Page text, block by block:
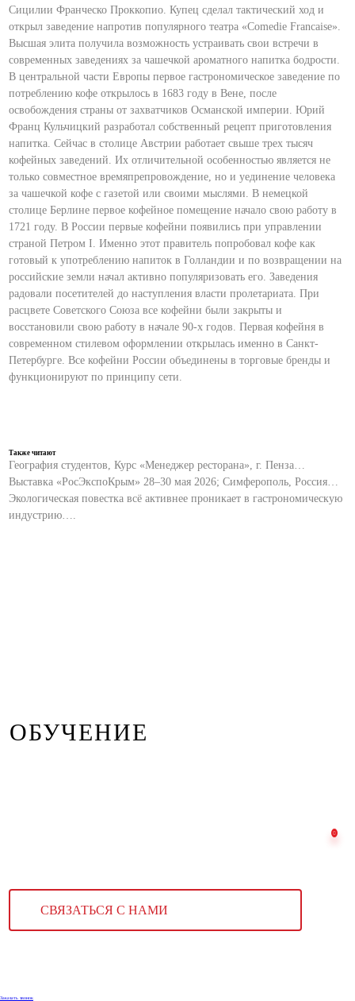
Сицилии Франческо Проккопио. Купец сделал тактический ход и
открыл заведение напротив популярного театра «Comedie Francaise».
Высшая элита получила возможность устраивать свои встречи в
современных заведениях за чашечкой ароматного напитка бодрости.
В центральной части Европы первое гастрономическое заведение по
потреблению кофе открылось в 1683 году в Вене, после
освобождения страны от захватчиков Османской империи. Юрий
Франц Кульчицкий разработал собственный рецепт приготовления
напитка. Сейчас в столице Австрии работает свыше трех тысяч
кофейных заведений. Их отличительной особенностью является не
только совместное времяпрепровождение, но и уединение человека
за чашечкой кофе с газетой или своими мыслями. В немецкой
столице Берлине первое кофейное помещение начало свою работу в
1721 году. В России первые кофейни появились при управлении
страной Петром І. Именно этот правитель попробовал кофе как
готовый к употреблению напиток в Голландии и по возвращении на
российские земли начал активно популяризовать его. Заведения
радовали посетителей до наступления власти пролетариата. При
расцвете Советского Союза все кофейни были закрыты и
восстановили свою работу в начале 90-х годов. Первая кофейня в
современном стилевом оформлении открылась именно в Санкт-
Петербурге. Все кофейни России объединены в торговые бренды и
функционируют по принципу сети.
Также читают
География студентов, Курс «Менеджер ресторана», г. Пенза…
Выставка «РосЭкспоКрым» 28–30 мая 2026; Симферополь, Россия…
Экологическая повестка всё активнее проникает в гастрономическую
индустрию….
ОБУЧЕНИЕ
СВЯЗАТЬСЯ С НАМИ
Заказать звонок